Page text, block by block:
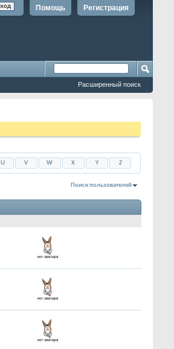
Регистрация
Помощь
Расширенный поиск
U V W X Y Z
Поиск пользователей